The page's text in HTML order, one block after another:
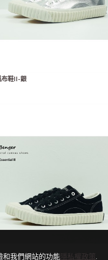
布鞋II-銀
和我們網站的功能隱私權政策